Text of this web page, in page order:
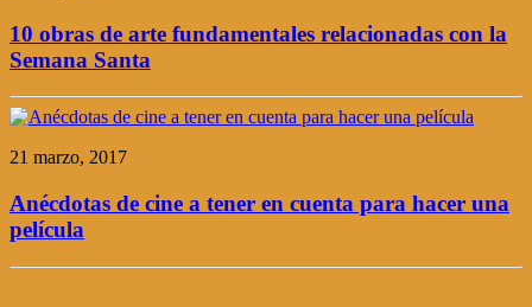
10 obras de arte fundamentales relacionadas con la
Semana Santa
21 marzo, 2017
Anécdotas de cine a tener en cuenta para hacer una
película